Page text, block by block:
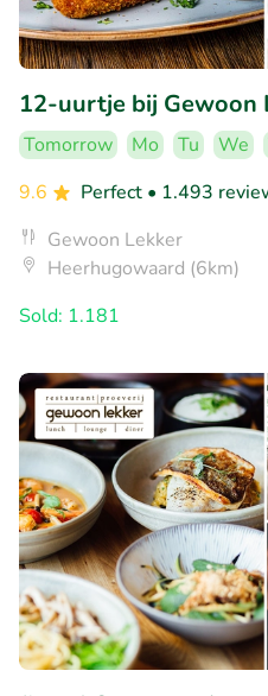
12-uurtje bij Gewoon
Tomorrow Mo Tu We
9.6
Perfect • 1.493
Gewoon Lekker
Heerhugowaard (6km)
Sold: 1.181